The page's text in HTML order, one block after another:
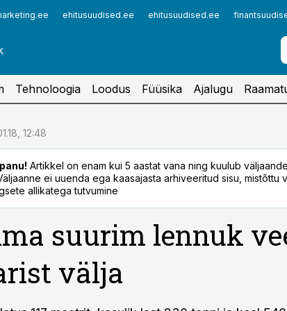
ehitusuudised.ee ehitusuudised.ee
Tehnoloogia Loodus Füüsika Ajalugu
12:48
Artikkel on enam kui 5 aastat vana ning kuulub
ei uuenda ega kaasajasta arhiveeritud sisu, mistõttu
allikatega tutvumine
suurim lennuk
välja